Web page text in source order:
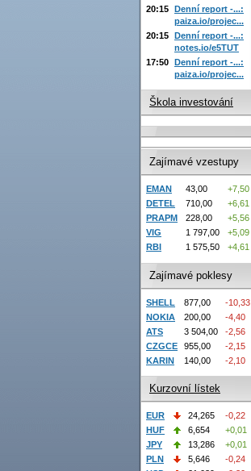
20:15 Denní report -...:
paiza.io/projec...
20:15 Denní report -...:
notes.io/e5TUT
17:50 Denní report -...:
paiza.io/projec...
Škola investování
Zajímavé vzestupy
EMAN 43,00
+7,50
DETEL
710,00
+6,61
PRAPM
228,00
+5,56
VIG
1 797,00
+5,09
RBI
1 575,50 +4,61
Zajímavé poklesy
SHELL 877,00
-10,33
NOKIA
200,00
-4,40
ATS
3 504,00
-2,56
CZGCE
955,00
-2,15
KARIN
140,00 -2,10
Kurzovní lístek
EUR 24,265
-0,22
HUF
6,654
+0,01
JPY
13,286
+0,01
PLN
5,646
-0,24